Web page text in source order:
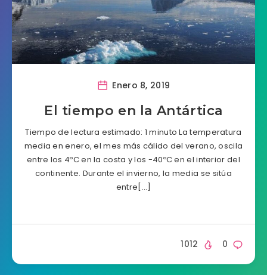
Enero 8, 2019
El tiempo en la Antártica
Tiempo de lectura estimado: 1 minuto La temperatura
media en enero, el mes más cálido del verano, oscila
entre los 4ºC en la costa y los -40ºC en el interior del
continente. Durante el invierno, la media se sitúa
entre[…]
0
1012